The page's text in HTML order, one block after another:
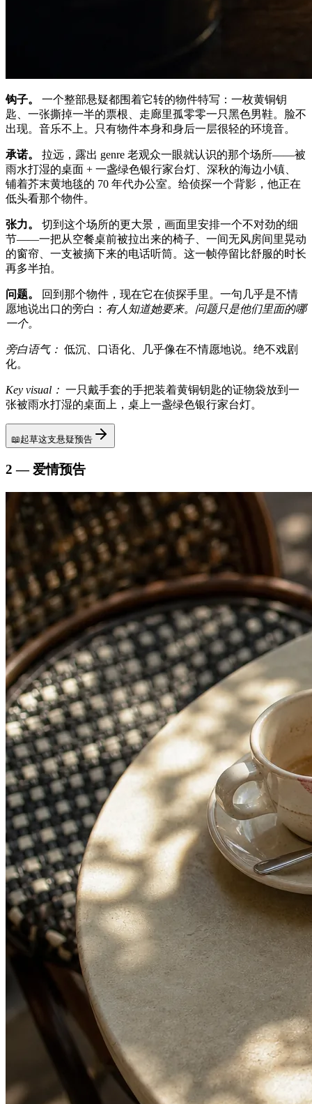
钩子。
一个整部悬疑都围着它转的物件特写：一枚黄铜钥
匙、一张撕掉一半的票根、走廊里孤零零一只黑色男鞋。脸不
出现。音乐不上。只有物件本身和身后一层很轻的环境音。
承诺。
拉远，露出 genre 老观众一眼就认识的那个场所——被
雨水打湿的桌面 + 一盏绿色银行家台灯、深秋的海边小镇、
铺着芥末黄地毯的 70 年代办公室。给侦探一个背影，他正在
低头看那个物件。
张力。
切到这个场所的更大景，画面里安排一个不对劲的细
节——一把从空餐桌前被拉出来的椅子、一间无风房间里晃动
的窗帘、一支被摘下来的电话听筒。这一帧停留比舒服的时长
再多半拍。
问题。
回到那个物件，现在它在侦探手里。一句几乎是不情
愿地说出口的旁白： 有人知道她要来。问题只是他们里面的哪
一个。
旁白语气： 低沉、口语化、几乎像在不情愿地说。绝不戏剧
化。
Key visual： 一只戴手套的手把装着黄铜钥匙的证物袋放到一
张被雨水打湿的桌面上，桌上一盏绿色银行家台灯。
📖起草这支悬疑预告
2 — 爱情预告